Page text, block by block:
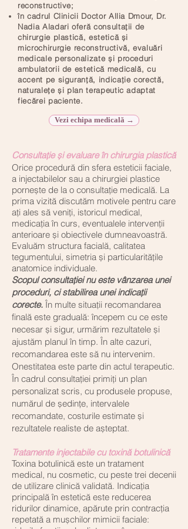
reconstructive;
în cadrul Clinicii Doctor Allia Dmour, Dr.
Nadia Aladari oferă consultații de
chirurgie plastică, estetică și
microchirurgie reconstructivă, evaluări
medicale personalizate și proceduri
ambulatorii de estetică medicală, cu
accent pe siguranță, indicație corectă,
naturalețe și plan terapeutic adaptat
fiecărei paciente.​​
Vezi echipa medicală →
Consultație și evaluare în chirurgia plastică
Orice procedură din sfera esteticii faciale,
a injectabilelor sau a chirurgiei plastice
pornește de la o consultație medicală. La
prima vizită discutăm motivele pentru care
ați ales să veniți, istoricul medical,
medicația în curs, eventualele intervenții
anterioare și obiectivele dumneavoastră.
Evaluăm structura facială, calitatea
tegumentului, simetria și particularitățile
anatomice individuale.
Scopul consultației nu este vânzarea unei
proceduri, ci stabilirea unei indicații
corecte. În multe situații recomandarea
finală este graduală: începem cu ce este
necesar și sigur, urmărim rezultatele și
ajustăm planul în timp. În alte cazuri,
recomandarea este să nu intervenim.
Onestitatea este parte din actul terapeutic.
În cadrul consultației primiți un plan
personalizat scris, cu produsele propuse,
numărul de ședințe, intervalele
recomandate, costurile estimate și
rezultatele realiste de așteptat.
Tratamente injectabile cu toxină botulinică
Toxina botulinică este un tratament
medical, nu cosmetic, cu peste trei decenii
de utilizare clinică validată. Indicația
principală în estetică este reducerea
ridurilor dinamice, apărute prin contracția
repetată a mușchilor mimicii faciale: